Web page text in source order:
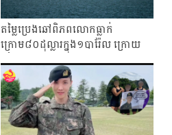
តម្លៃប្រេងឆៅពិភពលោកធ្លាក់
ក្រោម៨០ដុល្លារក្នុង១បារ៉ែល ក្រោយ